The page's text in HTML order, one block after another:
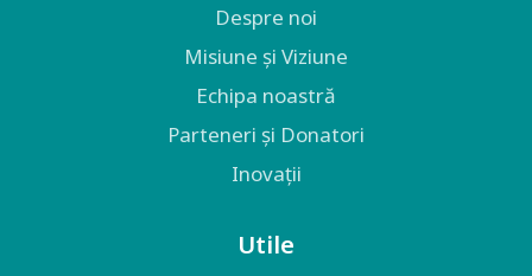
Despre noi
Misiune și Viziune
Echipa noastră
Parteneri și Donatori
Inovații
Utile